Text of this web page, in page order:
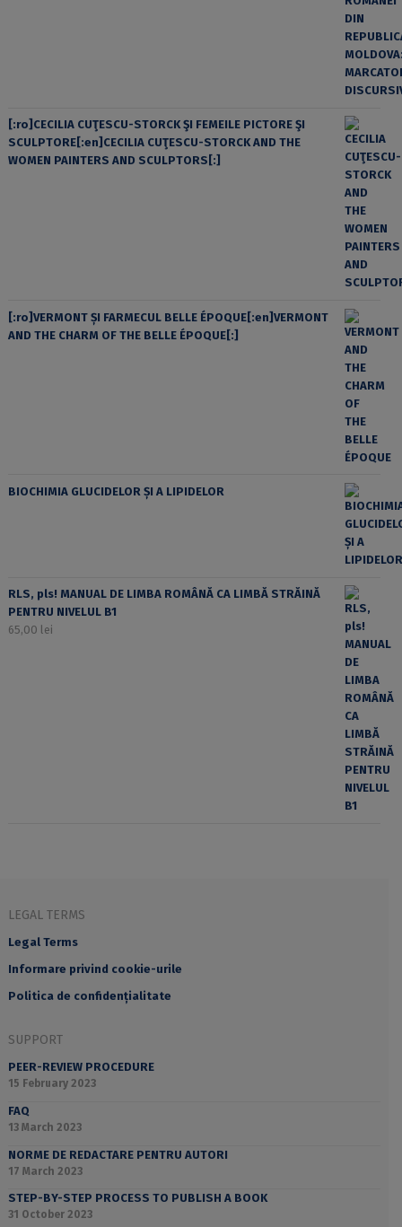
[:ro]CECILIA CUŢESCU-STORCK ŞI FEMEILE PICTORE ŞI
SCULPTORE[:en]CECILIA CUŢESCU-STORCK AND THE
WOMEN PAINTERS AND SCULPTORS[:]
[:ro]VERMONT ȘI FARMECUL BELLE ÉPOQUE[:en]VERMONT
AND THE CHARM OF THE BELLE ÉPOQUE[:]
BIOCHIMIA GLUCIDELOR ȘI A LIPIDELOR
RLS, pls! MANUAL DE LIMBA ROMÂNĂ CA LIMBĂ STRĂINĂ
PENTRU NIVELUL B1
65,00 lei
LEGAL TERMS
Legal Terms
Informare privind cookie-urile
Politica de confidențialitate
SUPPORT
PEER-REVIEW PROCEDURE
15 February 2023
FAQ
13 March 2023
NORME DE REDACTARE PENTRU AUTORI
17 March 2023
STEP-BY-STEP PROCESS TO PUBLISH A BOOK
31 October 2023